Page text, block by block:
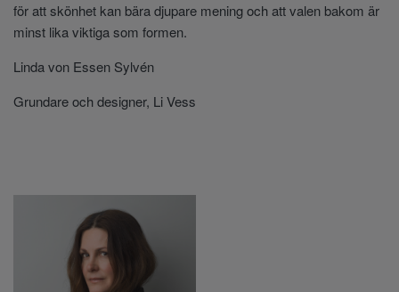
för att skönhet kan bära djupare mening och att valen bakom är
minst lika viktiga som formen.
Linda von Essen Sylvén
Grundare och designer, Li Vess